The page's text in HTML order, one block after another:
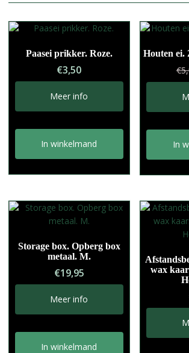
e
n
Paasei prikker. Roze.
€3,50
Meer info
In winkelmand
Houten ei.
€
In
Storage box. Opberg box
metaal. M.
€19,95
Meer info
In winkelmand
wax